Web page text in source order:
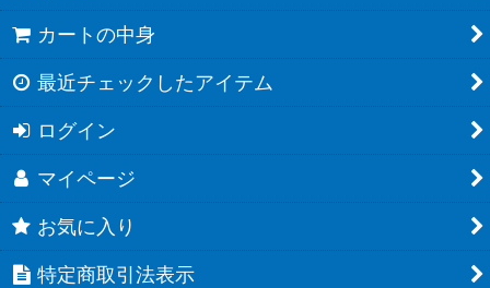
カートの中身
最近チェックしたアイテム
ログイン
マイページ
お気に入り
特定商取引法表示